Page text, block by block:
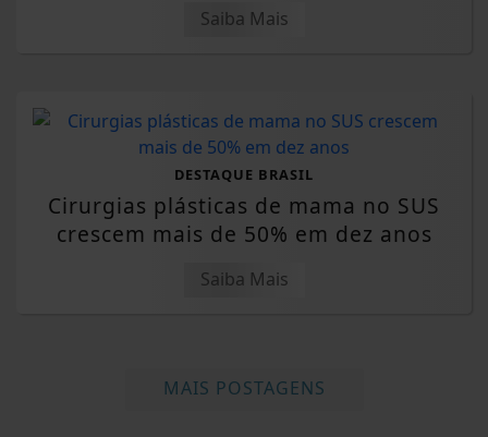
Saiba Mais
DESTAQUE BRASIL
Cirurgias plásticas de mama no SUS
crescem mais de 50% em dez anos
Saiba Mais
MAIS POSTAGENS